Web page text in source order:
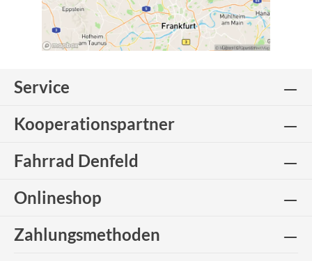
Service
Kooperationspartner
Fahrrad Denfeld
Onlineshop
Zahlungsmethoden